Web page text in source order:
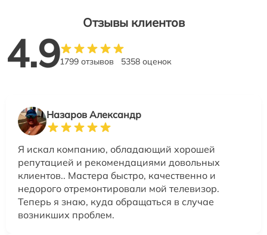
Отзывы клиентов
4.91799 отзывов 5358 оценок
Назаров Александр
Я искал компанию, обладающий хорошей
репутацией и рекомендациями довольных
клиентов.. Мастера быстро, качественно и
недорого отремонтировали мой телевизор.
Теперь я знаю, куда обращаться в случае
возникших проблем.